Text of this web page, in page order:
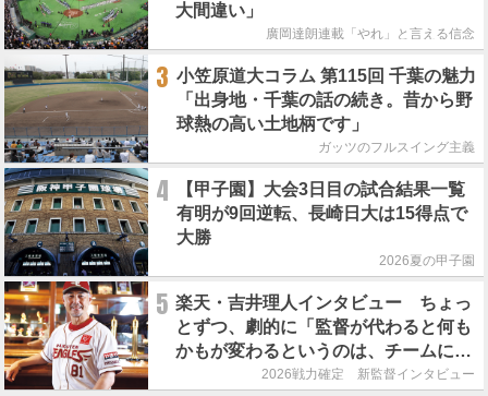
大間違い」
廣岡達朗連載「やれ」と言える信念
3 小笠原道大コラム 第115回 千葉の魅力
「出身地・千葉の話の続き。昔から野
球熱の高い土地柄です」
ガッツのフルスイング主義
4
【甲子園】大会3日目の試合結果一覧
有明が9回逆転、長崎日大は15得点で
大勝
2026夏の甲子園
5 楽天・吉井理人インタビュー ちょっ
とずつ、劇的に「監督が代わると何も
かもが変わるというのは、チームにと
って良くないことなんです」
2026戦力確定 新監督インタビュー